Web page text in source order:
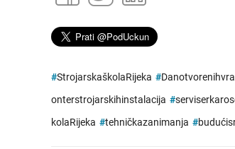
#StrojarskaškolaRijeka #
onterstrojarskihinstalacija #
kolaRijeka #tehničkazanimanja #